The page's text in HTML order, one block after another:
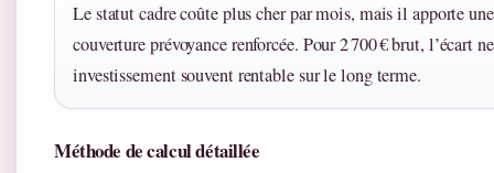
Le statut cadre coûte plus cher par mois, mais il apporte
couverture prévoyance renforcée. Pour 2 700 € brut, l’écart
investissement souvent rentable sur le long terme.
Méthode de calcul détaillée